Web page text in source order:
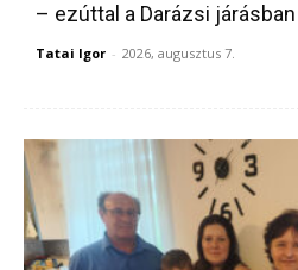
– ezúttal a Darázsi járásban
Tatai Igor - 2026, augusztus 7.